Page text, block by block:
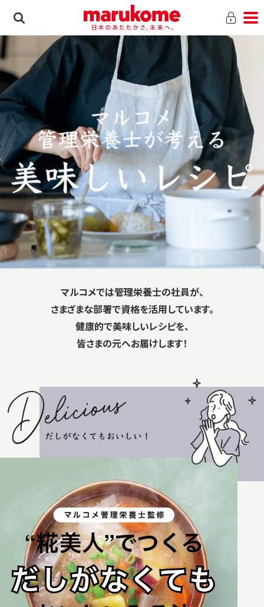
マルコメでは管理栄養士の社員が、
さまざまな部署で資格を活用しています。
健康的で美味しいレシピを、
皆さまの元へお届けします！